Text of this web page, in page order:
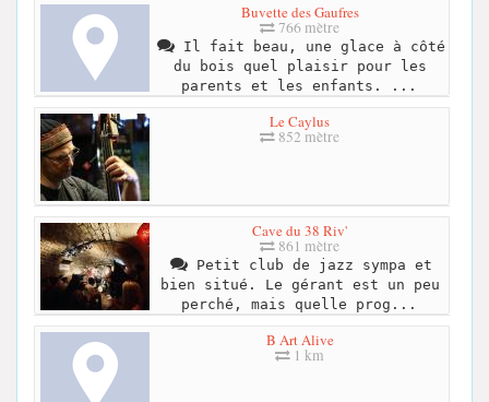
Buvette des Gaufres
766 mètre
Il fait beau, une glace à côté
du bois quel plaisir pour les
parents et les enfants. ...
Le Caylus
852 mètre
Cave du 38 Riv'
861 mètre
Petit club de jazz sympa et
bien situé. Le gérant est un peu
perché, mais quelle prog...
B Art Alive
1 km